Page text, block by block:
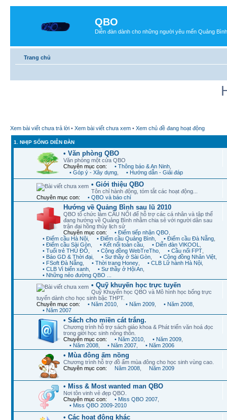
QBO
Diễn đàn dành cho những người yêu mến Quảng Bình
Trang chủ
Xem bài viết chưa trả lời • Xem bài viết chưa xem • Xem chủ đề đang hoạt động
1. NHỊP SỐNG DIỄN ĐÀN
• Văn phòng QBO
Văn phòng một cửa QBO
Chuyên mục con:
• Thông báo & An Ninh
• Góp ý - Xây dựng
• Hướng dẫn - Giải đáp
• Giới thiệu QBO
Tôn chỉ hành động, tóm tắt các hoạt động...
Chuyên mục con:
• QBO và báo chí
Hướng về Quảng Bình sau lũ 2010
QBO tổ chức làm CẦU NỐI để hỗ trợ các cá nhân và tập thể
đang hướng về Quảng Bình nhằm chia sẻ với người dân sau
trận đại hồng thủy lịch sử
Chuyên mục con:
• Điểm tiếp nhận QBO
• Điểm cầu Hà Nội
• Điểm cầu Quảng Bình • Điểm cầu Đà Nẵng
• Điểm cầu Sài Gòn
• Kết nối toàn cầu • Diễn đàn VIKOOL
• Tuổi trẻ THỦ ĐÔ
• Cộng đồng WebTreTho • Cầu nối FPT
• Báo GD & Thời đại
• Sư thầy ở Sài Gòn • Cộng đồng Nhân Việt
• FSoft Đà Nẵng
• Thời trang Honey • CLB Lữ hành Hà Nội
• CLB Vì biển xanh
• Sư thầy ở Hội An
• Những nẻo đường QBO ...
• Quỹ khuyến học trực tuyến
Quỹ Khuyến học QBO và Mô hình học bổng trực
tuyến dành cho học sinh bậc THPT.
Chuyên mục con:
• Năm 2010 • Năm 2009 • Năm 2008
• Năm 2007
• Sách cho miền cát trắng.
Chương trình hỗ trợ sách giáo khoa & Phát triển văn hoá đọc
trong giới học sinh nông thôn.
Chuyên mục con:
• Năm 2010 • Năm 2009
• Năm 2008
• Năm 2007 • Năm 2006
• Mùa đông ấm nồng
Chương trình hỗ trợ đồ ấm mùa đông cho học sinh vùng cao.
Chuyên mục con:
Năm 2008 Năm 2009
• Miss & Most wanted man QBO
Nơi tôn vinh vẻ đẹp QBO.
Chuyên mục con:
• Miss QBO 2007
• Miss QBO 2009-2010
• Các hoạt động khác